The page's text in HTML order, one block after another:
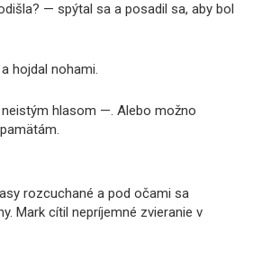
— spýtal sa a posadil sa, aby bol
hojdal nohami.
hlasom —. Alebo možno
rozcuchané a pod očami sa
Mark cítil nepríjemné zvieranie v